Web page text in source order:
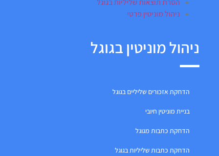
הסרת תוצאות שליליות בגוגל
ניהול מוניטין פרטי
ניהול מוניטין בגוגל
הדחקת אזכורים שליליים בגוגל
בניית מוניטין חיובי
הדחקת כתבות מגוגל
הדחקת כתבות שליליות בגוגל